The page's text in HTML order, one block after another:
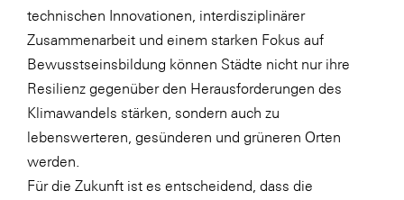
technischen Innovationen, interdisziplinärer
Zusammenarbeit und einem starken Fokus auf
Bewusstseinsbildung können Städte nicht nur ihre
Resilienz gegenüber den Herausforderungen des
Klimawandels stärken, sondern auch zu
lebenswerteren, gesünderen und grüneren Orten
werden.
Für die Zukunft ist es entscheidend, dass die